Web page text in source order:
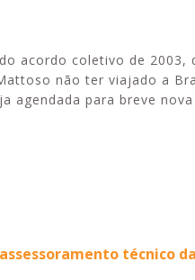
acordo coletivo de
não ter viajado a
agendada para breve
técnico